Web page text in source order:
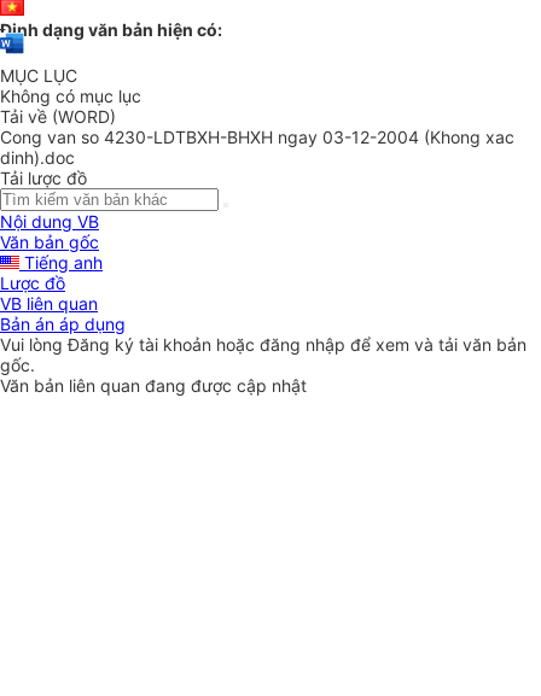
Định dạng văn bản hiện có:
MỤC LỤC
Không có mục lục
Tải về (WORD)
Cong van so 4230-LDTBXH-BHXH ngay 03-12-2004 (Khong xac
dinh).doc
Tải lược đồ
Nội dung VB
Văn bản gốc
Tiếng anh
Lược đồ
VB liên quan
Bản án áp dụng
Vui lòngĐăng ký tài khoản hoặc đăng nhập để xem và tải văn bản
gốc.
Văn bản liên quan đang được cập nhật